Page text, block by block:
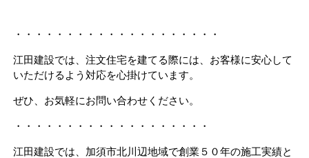
・・・・・・・・・・・・・・・・・・・・
江田建設では、注文住宅を建てる際には、お客様に安心して
いただけるよう対応を心掛けています。
ぜひ、お気軽にお問い合わせください。
・・・・・・・・・・・・・・・・・・・
江田建設では、加須市北川辺地域で創業５０年の施工実績と